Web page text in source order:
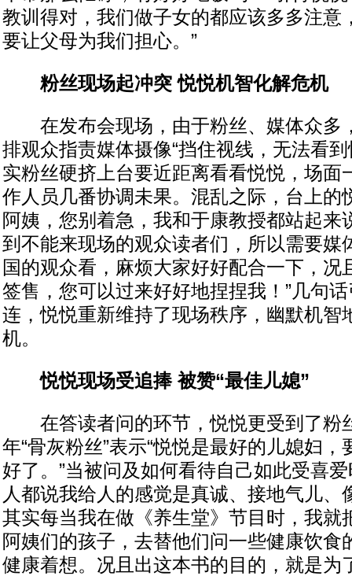
教训得对，我们做子女的都应该多多注意
要让父母为我们担心。”
粉丝现场起冲突 悦悦机智化解危机
在发布会现场，由于粉丝、媒体众多
排观众指责媒体摄像“挡住视线，无法看
实粉丝硬挤上台要近距离看看悦悦，场面
作人员几番协调未果。混乱之际，台上的
阿姨，您别着急，我和于康教授都站起来
到不能来现场的观众读者们，所以需要媒
国的观众看，麻烦大家好好配合一下，况
签售，您可以过来好好地捏捏我！”几句
连，悦悦重新维持了现场秩序，幽默机智
机。
悦悦现场受追捧 被赞“最佳儿媳”
在答读者问的环节，悦悦更受到了粉
年“骨灰粉丝”表示“悦悦是最好的儿媳妇
好了。”当被问及如何看待自己如此受喜
人都说我给人的感觉是真诚、接地气儿、
其实每当我在做《养生堂》节目时，我就
阿姨们的孩子，去替他们问一些健康饮食
健康着想。况且出这本书的目的，就是为